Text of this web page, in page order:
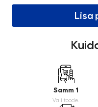
Lisa
Samm 1
Vali toode.